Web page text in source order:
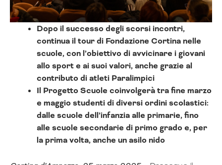
Dopo il successo degli scorsi incontri,
continua il tour di Fondazione Cortina nelle
scuole, con l’obiettivo di avvicinare i giovani
allo sport e ai suoi valori, anche grazie al
contributo di atleti Paralimpici
Il Progetto Scuole coinvolgerà tra fine marzo
e maggio studenti di diversi ordini scolastici:
dalle scuole dell’infanzia alle primarie, fino
alle scuole secondarie di primo grado e, per
la prima volta, anche un asilo nido